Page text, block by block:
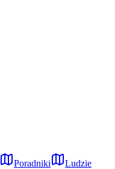
Poradniki
Ludzie